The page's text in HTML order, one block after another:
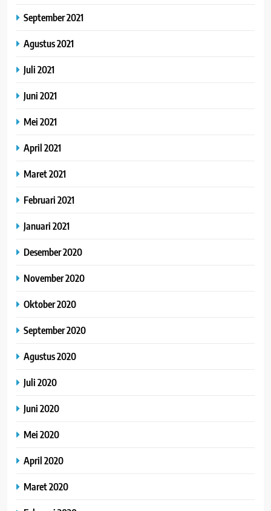
September 2021
Agustus 2021
Juli 2021
Juni 2021
Mei 2021
April 2021
Maret 2021
Februari 2021
Januari 2021
Desember 2020
November 2020
Oktober 2020
September 2020
Agustus 2020
Juli 2020
Juni 2020
Mei 2020
April 2020
Maret 2020